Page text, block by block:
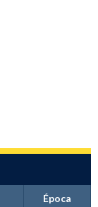
Época